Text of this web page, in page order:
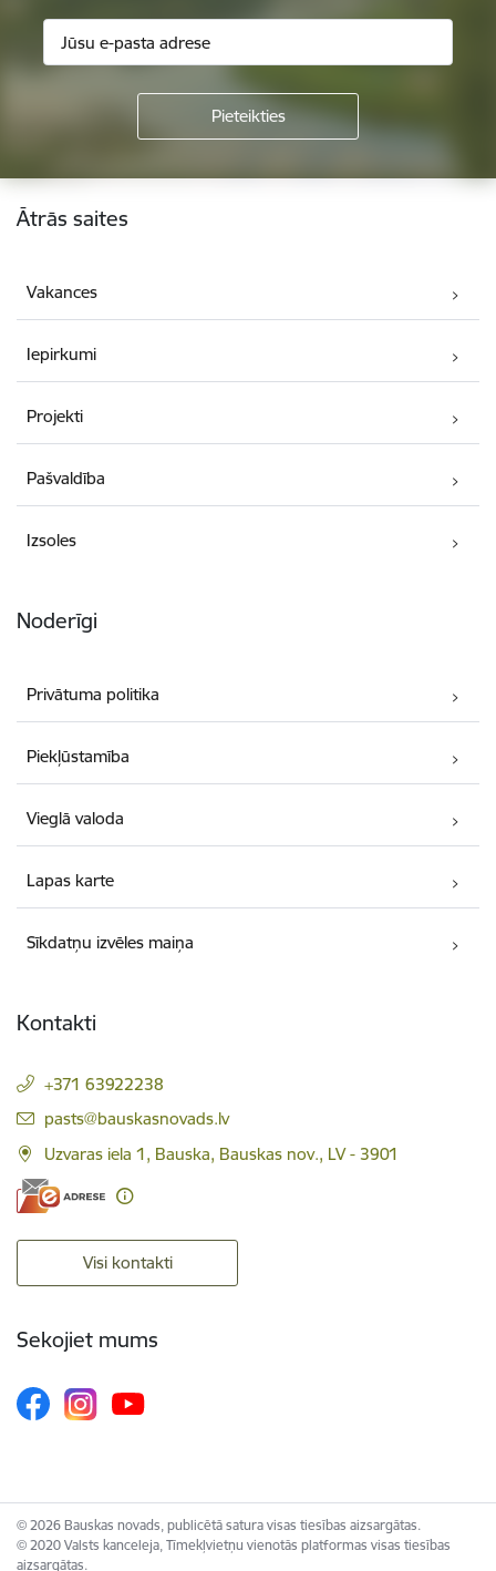
Kājene
Ātrās saites
Vakances
Iepirkumi
Projekti
Pašvaldība
Izsoles
Noderīgi
Privātuma politika
Piekļūstamība
Vieglā valoda
Lapas karte
Sīkdatņu izvēles maiņa
Kontakti
+371 63922238
E-pasts:
pasts@bauskasnovads.lv
Uzvaras iela 1, Bauska, Bauskas nov., LV - 3901
Visi kontakti
Sekojiet mums
© 2026 Bauskas novads, publicētā satura visas tiesības aizsargātas.
© 2020 Valsts kanceleja, Tīmekļvietņu vienotās platformas visas tiesības
aizsargātas.